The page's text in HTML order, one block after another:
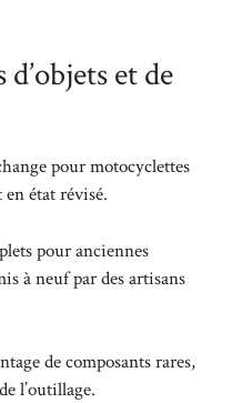
et de
pour motocyclettes
en état révisé.
pour anciennes
à neuf par des artisans
de composants rares,
l’outillage.